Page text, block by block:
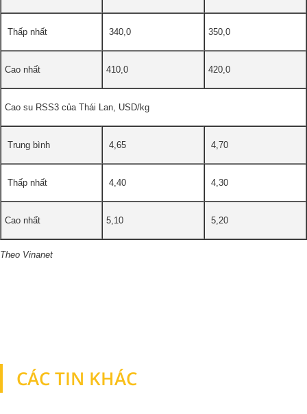
Thấp nhất 340,0 350,0
Cao nhất 410,0 420,0
Cao su RSS3 của Thái Lan, USD/kg
Trung bình 4,65 4,70
Thấp nhất 4,40 4,30
Cao nhất 5,10 5,20
Theo Vinanet
CÁC TIN KHÁC